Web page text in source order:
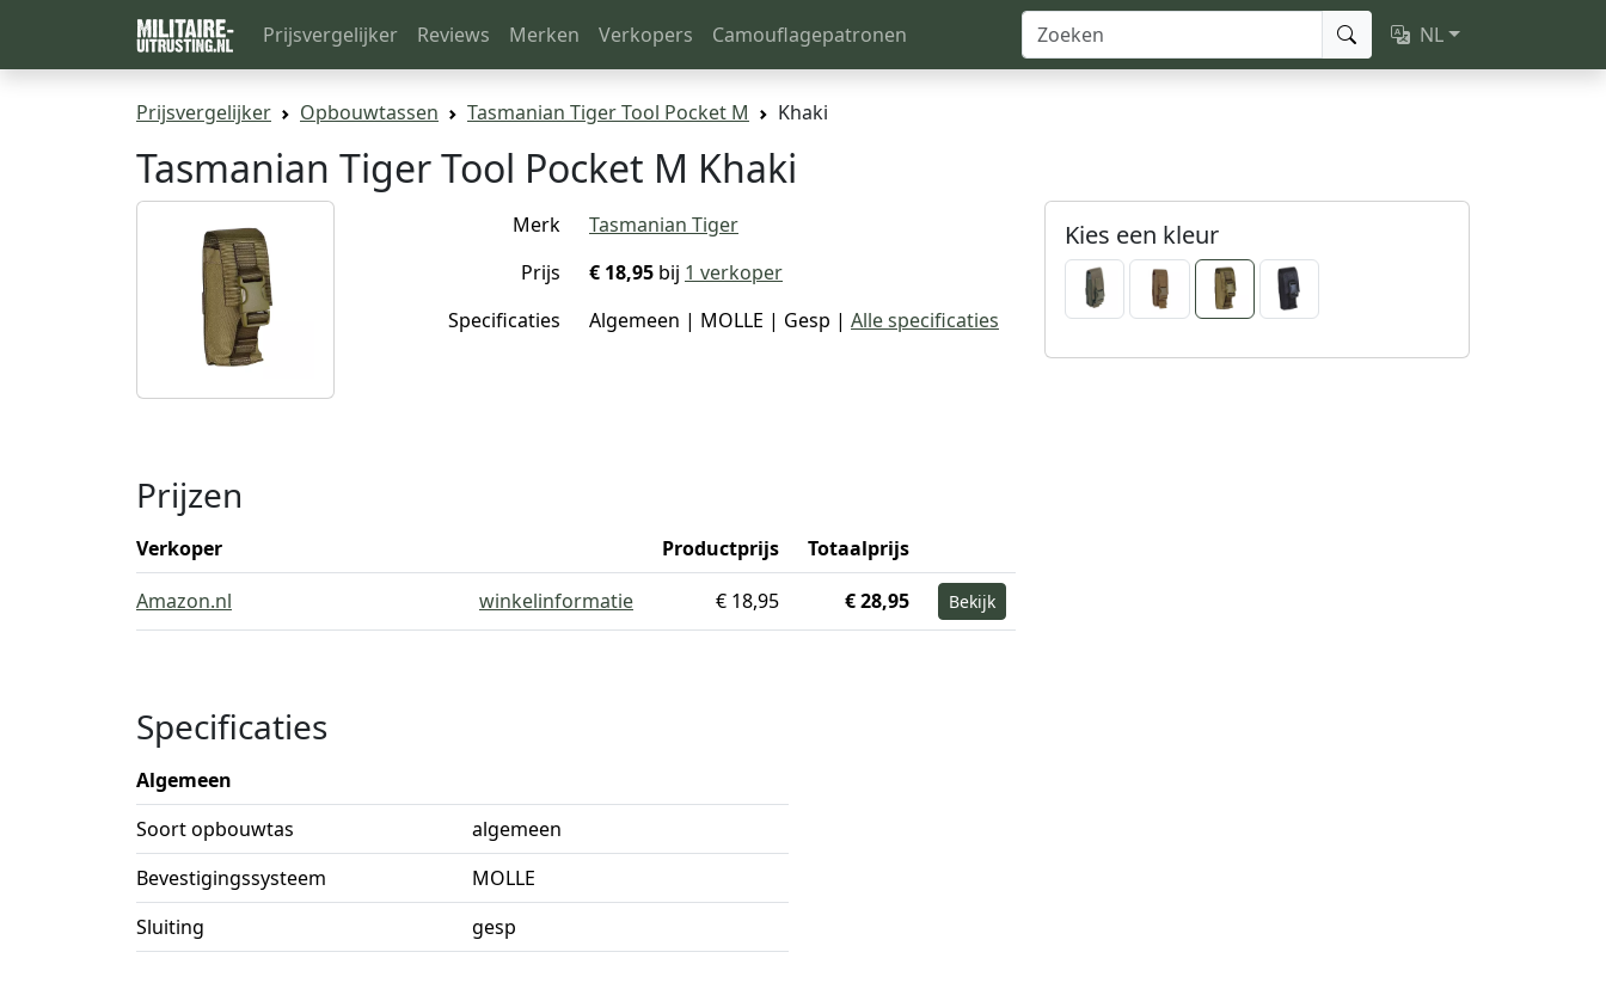
Prijsvergelijker Reviews Merken Verkopers Camouflagepatronen NL
Prijsvergelijker Opbouwtassen Tasmanian Tiger Tool Pocket M Khaki
Tasmanian Tiger Tool Pocket M Khaki
Merk
Tasmanian Tiger
Prijs
€ 18,95 bij 1 verkoper
Specificaties
Algemeen | MOLLE | Gesp | Alle specificaties
Kies een kleur
Prijzen
Verkoper Productprijs
Totaalprijs
Amazon.nl
winkelinformatie € 18,95 € 28,95 Bekijk
Specificaties
Algemeen
Soort opbouwtas
algemeen
Bevestigingssysteem
MOLLE
Sluiting
gesp